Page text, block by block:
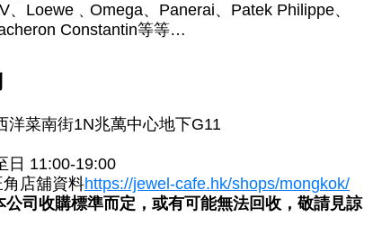
、Loewe﹑Omega、Panerai、Patek Philippe、
Constantin等等…
洋菜南街1N兆萬中心地下G11
日 11:00-19:00
店舖資料https://jewel-cafe.hk/shops/mongkok/
公司收購標準而定，或有可能無法回收，敬請見諒